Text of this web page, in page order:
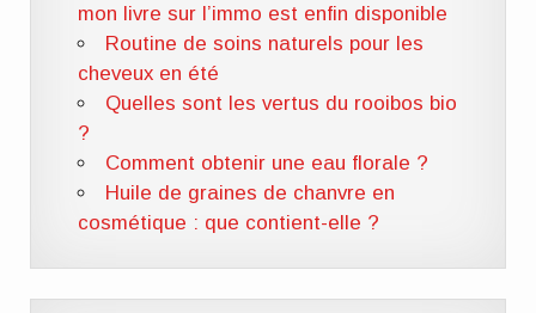
mon livre sur l’immo est enfin disponible
Routine de soins naturels pour les
cheveux en été
Quelles sont les vertus du rooibos bio
?
Comment obtenir une eau florale ?
Huile de graines de chanvre en
cosmétique : que contient-elle ?